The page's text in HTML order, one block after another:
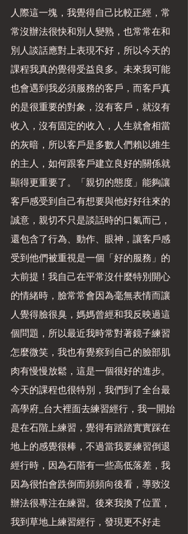
人際這一塊，我覺得自己比較正經，常
常沒辦法很快和別人變熟，也常常在和
別人談話應對上表現不好，所以今天的
課程我真的覺得受益良多。未來我可能
也會遇到我必須服務的客戶，而客戶真
的是很重要的對象，沒有客戶，就沒有
收入，沒有固定的收入，人生就會相當
的灰暗，所以客戶是多數人們賴以維生
的主人，如何跟客戶建立良好的關係就
顯得更重要了。「親切的態度」能夠讓
客戶感受到自己有想要與他好好往來的
誠意，親切不只是談話時的口氣而已，
還包含了行為、動作、眼神，讓客戶感
受到他們被重視是一個「好的服務」的
大前提！我自己在平常沒什麼特別開心
的情緒時，臉常常會因為毫無表情而讓
人覺得臉很臭，媽媽曾經和我反映過這
個問題，所以最近我時常對著鏡子練習
怎麼微笑，我也有覺察到自己的臉部肌
肉有慢慢放鬆，這是一個很好的進步。
今天的課程也很特別，我們到了全台最
高學府_台大裡面去練習經行，我一開始
是在石階上練習，覺得有踏踏實實踩在
地上的感覺很棒，不過當我要練習倒退
經行時，因為石階有一些高低落差，我
因為很怕會跌倒而頻頻向後看，導致沒
辦法很專注在練習。後來我換了位置，
我到草地上練習經行，發現更不好走